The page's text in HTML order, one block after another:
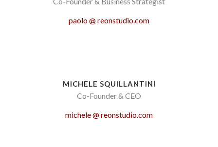
paolo @ reonstudio.com
MICHELE SQUILLANTINI
Co-Founder & CEO
michele @ reonstudio.com